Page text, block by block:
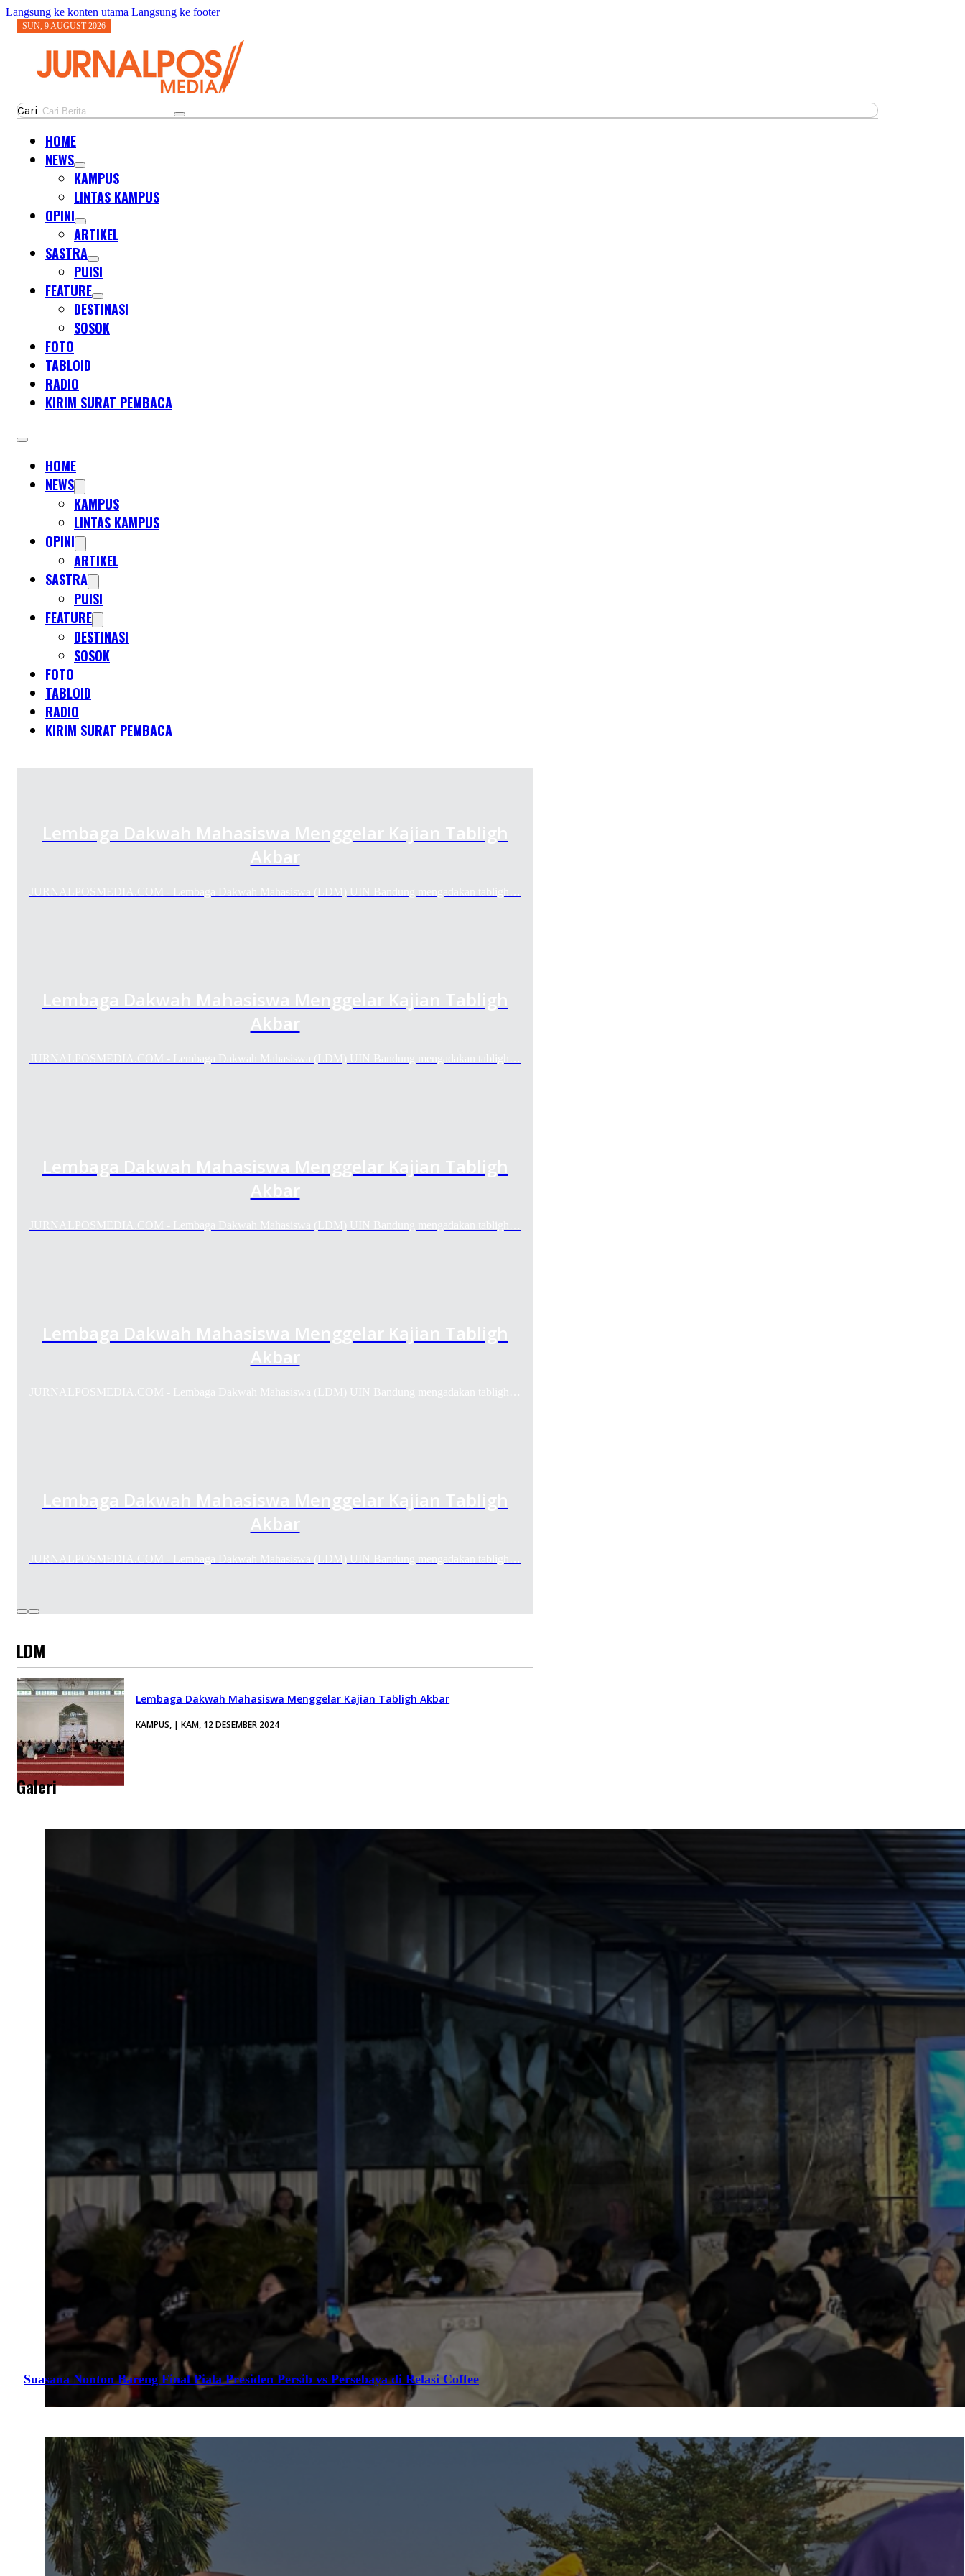
Langsung ke konten utama Langsung ke footer
SUN, 9 AUGUST 2026
Cari
HOME
NEWS
KAMPUS
LINTAS KAMPUS
OPINI
ARTIKEL
SASTRA
PUISI
FEATURE
DESTINASI
SOSOK
FOTO
TABLOID
RADIO
KIRIM SURAT PEMBACA
HOME
NEWS
KAMPUS
LINTAS KAMPUS
OPINI
ARTIKEL
SASTRA
PUISI
FEATURE
DESTINASI
SOSOK
FOTO
TABLOID
RADIO
KIRIM SURAT PEMBACA
Lembaga Dakwah Mahasiswa Menggelar Kajian Tabligh
Akbar
JURNALPOSMEDIA.COM - Lembaga Dakwah Mahasiswa (LDM) UIN Bandung mengadakan tabligh…
Lembaga Dakwah Mahasiswa Menggelar Kajian Tabligh
Akbar
JURNALPOSMEDIA.COM - Lembaga Dakwah Mahasiswa (LDM) UIN Bandung mengadakan tabligh…
Lembaga Dakwah Mahasiswa Menggelar Kajian Tabligh
Akbar
JURNALPOSMEDIA.COM - Lembaga Dakwah Mahasiswa (LDM) UIN Bandung mengadakan tabligh…
Lembaga Dakwah Mahasiswa Menggelar Kajian Tabligh
Akbar
JURNALPOSMEDIA.COM - Lembaga Dakwah Mahasiswa (LDM) UIN Bandung mengadakan tabligh…
Lembaga Dakwah Mahasiswa Menggelar Kajian Tabligh
Akbar
JURNALPOSMEDIA.COM - Lembaga Dakwah Mahasiswa (LDM) UIN Bandung mengadakan tabligh…
LDM
Lembaga Dakwah Mahasiswa Menggelar Kajian Tabligh Akbar
KAMPUS, | KAM, 12 DESEMBER 2024
Galeri
Suasana Nonton Bareng Final Piala Presiden Persib vs Persebaya di Relasi Coffee